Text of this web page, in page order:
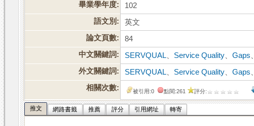
畢業學年度:
102
語文別:
英文
論文頁數:
84
中文關鍵詞:
SERVQUAL Service Quality 、Gaps
外文關鍵詞:
SERVQUAL Service Quality 、Gaps
相關次數:
被引用:0 點閱:261 評分:
推文 網路書籤 推薦 評分 引用網址 轉寄